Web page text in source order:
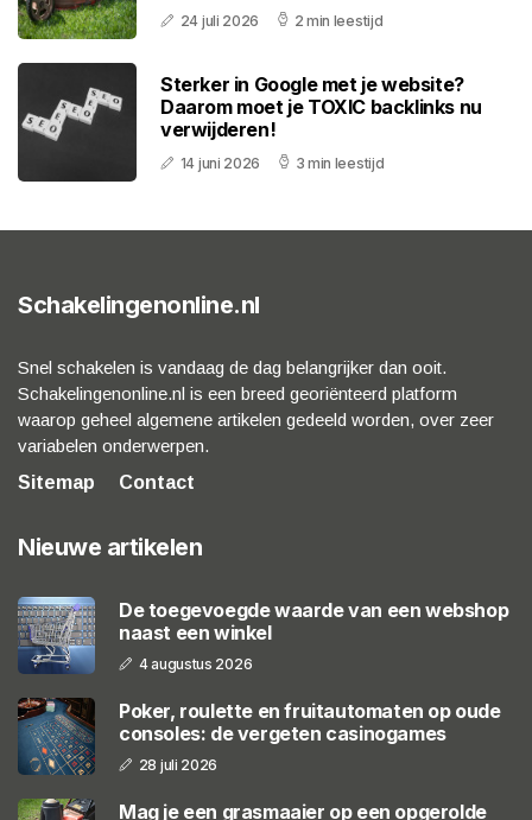
24 juli 2026 2 min leestijd
Sterker in Google met je website?
Daarom moet je TOXIC backlinks nu
verwijderen!
14 juni 2026 3 min leestijd
Schakelingenonline.nl
Snel schakelen is vandaag de dag belangrijker dan ooit.
Schakelingenonline.nl is een breed georiënteerd platform
waarop geheel algemene artikelen gedeeld worden, over zeer
variabelen onderwerpen.
Sitemap
Contact
Nieuwe artikelen
De toegevoegde waarde van een webshop
naast een winkel
4 augustus 2026
Poker, roulette en fruitautomaten op oude
consoles: de vergeten casinogames
28 juli 2026
Mag je een grasmaaier op een opgerolde